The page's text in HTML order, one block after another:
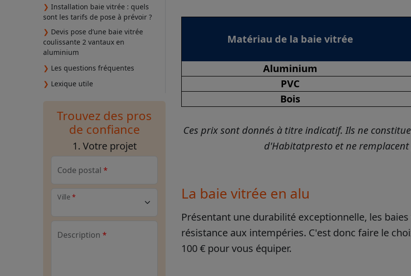
❯ Installation baie vitrée : quels
sont les tarifs de pose à prévoir ?
❯ Devis pose d’une baie vitrée
coulissante 2 vantaux en
aluminium
❯ Les questions fréquentes
❯ Lexique utile
Trouvez des pros
de confiance
1. Votre projet
Code postal
Ville
Description
Matériau de la baie vitrée
Aluminium
PVC
Bois
Ces prix sont donnés à titre indicatif. Ils ne
d'Habitatpresto et ne
La baie vitrée en alu
Présentant une durabilité exceptionnelle, les
résistance aux intempéries. C'est donc faire le
100 € pour vous équiper.